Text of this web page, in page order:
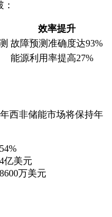
效率提升
故障预测准确度达93%
能源利用率提高27%
西非储能市场将保持年
亿美元
万美元